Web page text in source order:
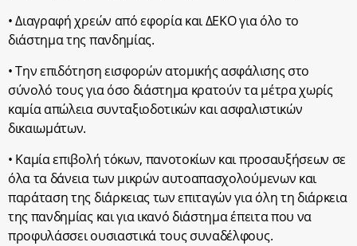
• Διαγραφή χρεών από εφορία και ΔΕΚΟ για όλο το
διάστημα της πανδημίας.
• Την επιδότηση εισφορών ατομικής ασφάλισης στο
σύνολό τους για όσο διάστημα κρατούν τα μέτρα χωρίς
καμία απώλεια συνταξιοδοτικών και ασφαλιστικών
δικαιωμάτων.
• Καμία επιβολή τόκων, πανοτοκίων και προσαυξήσεων σε
όλα τα δάνεια των μικρών αυτοαπασχολούμενων και
παράταση της διάρκειας των επιταγών για όλη τη διάρκεια
της πανδημίας και για ικανό διάστημα έπειτα που να
προφυλάσσει ουσιαστικά τους συναδέλφους.